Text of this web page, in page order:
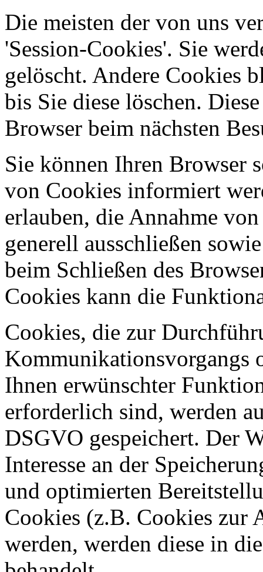
Die meisten der von uns
'Session-Cookies'. Sie
gelöscht. Andere Cookies
bis Sie diese löschen.
Browser beim nächsten
Sie können Ihren Browser
von Cookies informiert
erlauben, die Annahme
generell ausschließen
beim Schließen des
Cookies kann die
Cookies, die zur
Kommunikationsvorgangs
Ihnen erwünschter
erforderlich sind, werden
DSGVO gespeichert. Der
Interesse an der
und optimierten
Cookies (z.B. Cookies zur
werden, werden diese in